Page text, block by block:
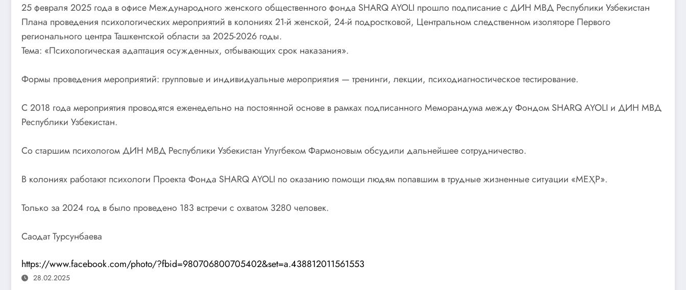
25 февраля 2025 года в офисе Международного женского общественного фонда SHARQ AYOLI прошло подписание с ДИН МВД Республики Узбекистан
Плана проведения психологических мероприятий в колониях 21-й женской, 24-й подростковой, Центральном следственном изоляторе Первого
регионального центра Ташкентской области за 2025-2026 годы.
Тема: «Психологическая адаптация осужденных, отбывающих срок наказания».
Формы проведения мероприятий: групповые и индивидуальные мероприятия — тренинги, лекции, психодиагностическое тестирование.
С 2018 года мероприятия проводятся еженедельно на постоянной основе в рамках подписанного Меморандума между Фондом SHARQ AYOLI и ДИН МВД
Республики Узбекистан.
Со старшим психологом ДИН МВД Республики Узбекистан Улугбеком Фармоновым обсудили дальнейшее сотрудничество.
В колониях работают психологи Проекта Фонда SHARQ AYOLI по оказанию помощи людям попавшим в трудные жизненные ситуации «МЕҲР».
Только за 2024 год в было проведено 183 встречи с охватом 3280 человек.
Саодат Турсунбаева
https://www.facebook.com/photo/?fbid=980706800705402&set=a.438812011561553
28.02.2025